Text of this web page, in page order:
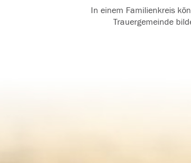
In einem Familienkreis
Trauergemeinde